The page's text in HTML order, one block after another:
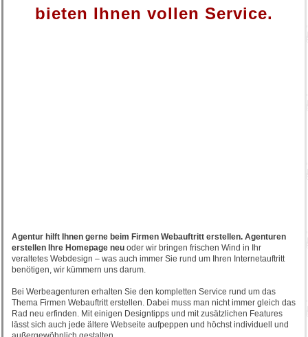
bieten Ihnen vollen Service.
Agentur hilft Ihnen gerne beim Firmen Webauftritt erstellen. Agenturen
erstellen Ihre Homepage neu oder wir bringen frischen Wind in Ihr
veraltetes Webdesign – was auch immer Sie rund um Ihren Internetauftritt
benötigen, wir kümmern uns darum.
Bei Werbeagenturen erhalten Sie den kompletten Service rund um das
Thema Firmen Webauftritt erstellen. Dabei muss man nicht immer gleich das
Rad neu erfinden. Mit einigen Designtipps und mit zusätzlichen Features
lässt sich auch jede ältere Webseite aufpeppen und höchst individuell und